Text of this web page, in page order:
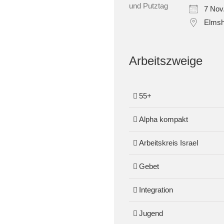
7
Arbeitszweige
55+
Alpha kompakt
Arbeitskreis Israel
Gebet
Integration
Jugend